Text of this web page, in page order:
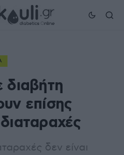
διαβήτη
επίσης
δεν είναι